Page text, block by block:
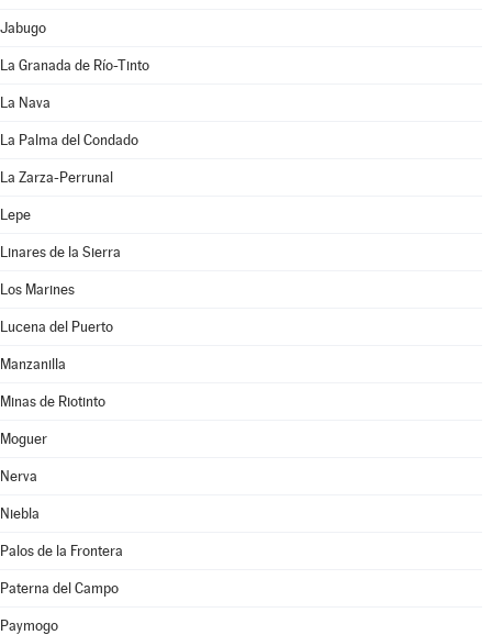
Jabugo
La Granada de Río-Tinto
La Nava
La Palma del Condado
La Zarza-Perrunal
Lepe
Linares de la Sierra
Los Marines
Lucena del Puerto
Manzanilla
Minas de Riotinto
Moguer
Nerva
Niebla
Palos de la Frontera
Paterna del Campo
Paymogo